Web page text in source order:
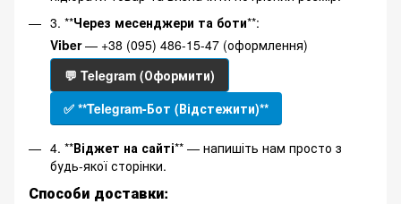
3. **Через месенджери та боти**:
Viber— +38 (095) 486-15-47 (оформлення)
💬 Telegram (Оформити)
✅ **Telegram-Бот (Відстежити)**
4. **Віджет на сайті** — напишіть нам просто з
будь-якої сторінки.
Способи доставки: